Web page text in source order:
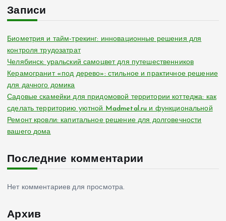
Записи
Биометрия и тайм-трекинг: инновационные решения для
контроля трудозатрат
Челябинск: уральский самоцвет для путешественников
Керамогранит «под дерево»: стильное и практичное решение
для дачного домика
Садовые скамейки для придомовой территории коттеджа: как
сделать территорию уютной Madmetal.ru и функциональной
Ремонт кровли: капитальное решение для долговечности
вашего дома
Последние комментарии
Нет комментариев для просмотра.
Архив